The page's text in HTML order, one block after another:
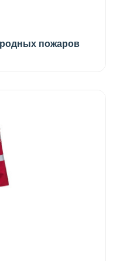
пожаров